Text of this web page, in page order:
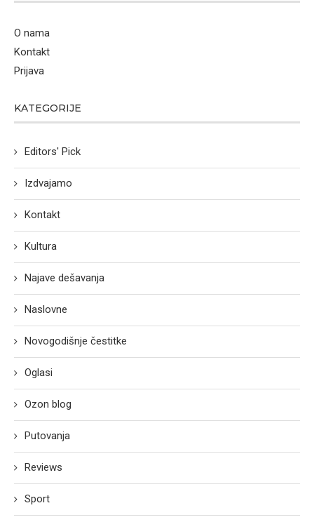
O nama
Kontakt
Prijava
KATEGORIJE
Editors' Pick
Izdvajamo
Kontakt
Kultura
Najave dešavanja
Naslovne
Novogodišnje čestitke
Oglasi
Ozon blog
Putovanja
Reviews
Sport